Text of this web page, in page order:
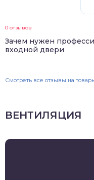
0 отзывов
Зачем нужен
входной двери
Смотреть все отзывы на
ВЕНТИЛЯЦИЯ